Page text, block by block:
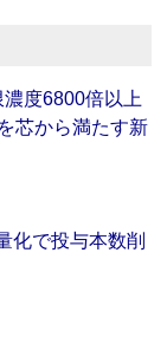
濃度6800倍以上
芯から満たす新
化で投与本数削